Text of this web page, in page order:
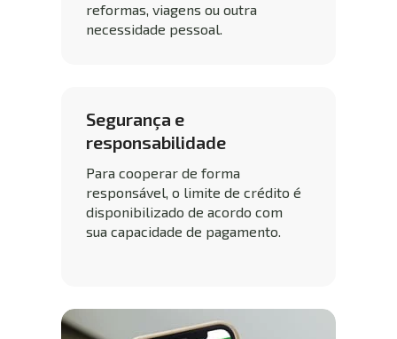
Segurança e
responsabilidade
reformas, viagens ou outra
necessidade pessoal.
Para cooperar de forma
responsável, o limite de crédito é
disponibilizado de acordo com
sua capacidade de pagamento.